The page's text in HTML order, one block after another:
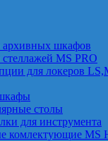
архивных шкафов
MS PRO
для локеров
столы
для инструмента
комлектующие MS